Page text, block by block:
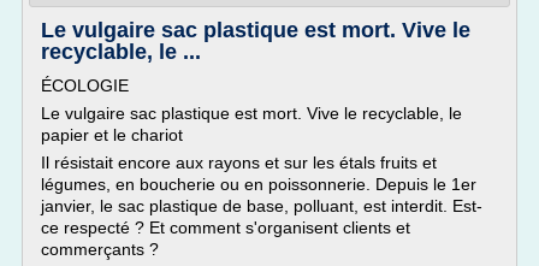
Le vulgaire sac plastique est mort. Vive le
recyclable, le ...
ÉCOLOGIE
Le vulgaire sac plastique est mort. Vive le recyclable, le
papier et le chariot
Il résistait encore aux rayons et sur les étals fruits et
légumes, en boucherie ou en poissonnerie. Depuis le 1er
janvier, le sac plastique de base, polluant, est interdit. Est-
ce respecté ? Et comment s'organisent clients et
commerçants ?